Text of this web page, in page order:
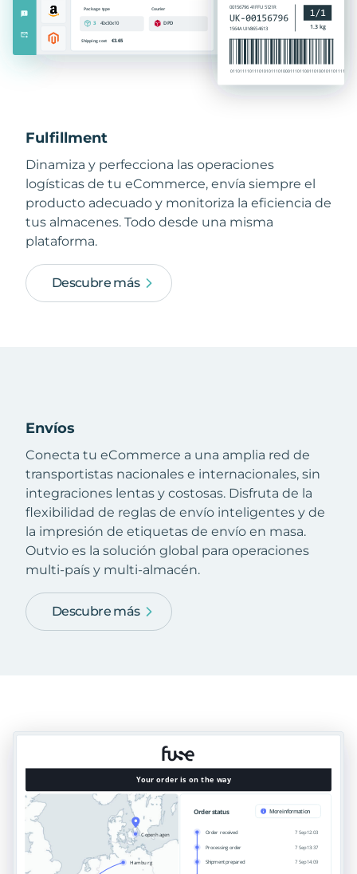
Fulfillment
Dinamiza y perfecciona las operaciones
logísticas de tu eCommerce, envía siempre el
producto adecuado y monitoriza la eficiencia de
tus almacenes. Todo desde una misma
plataforma.
Descubre más
Envíos
Conecta tu eCommerce a una amplia red de
transportistas nacionales e internacionales, sin
integraciones lentas y costosas. Disfruta de la
flexibilidad de reglas de envío inteligentes y de
la impresión de etiquetas de envío en masa.
Outvio es la solución global para operaciones
multi-país y multi-almacén.
Descubre más